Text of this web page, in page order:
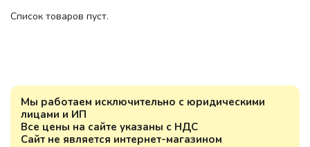
Мы работаем исключительно с юридическими
лицами и ИП
Все цены на сайте указаны с НДС
Сайт не является интернет-магазином
Список товаров пуст.